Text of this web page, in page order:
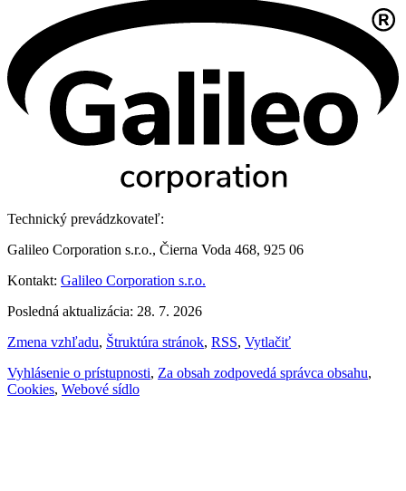
Technický prevádzkovateľ:
Galileo Corporation s.r.o., Čierna Voda 468, 925 06
Kontakt: Galileo Corporation s.r.o.
Posledná aktualizácia: 28. 7. 2026
Zmena vzhľadu, Štruktúra stránok, RSS, Vytlačiť
Vyhlásenie o prístupnosti, Za obsah zodpovedá správca obsahu,
Cookies, Webové sídlo